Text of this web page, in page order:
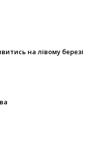
на лівому березі